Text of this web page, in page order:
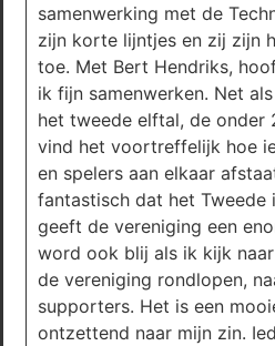
samenwerking met de
zijn korte lijntjes en zij zijn
toe. Met Bert Hendriks,
ik fijn samenwerken. Net
het tweede elftal, de onder
vind het voortreffelijk hoe
en spelers aan elkaar
fantastisch dat het Tweede
geeft de vereniging een
word ook blij als ik kijk
de vereniging rondlopen,
supporters. Het is een
ontzettend naar mijn zin.